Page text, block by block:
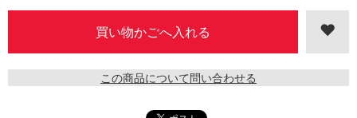
この商品について問い合わせる